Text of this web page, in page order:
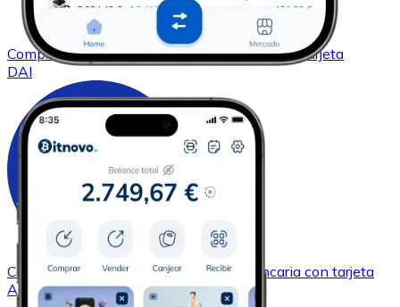
ComprarDAIcon transferencia bancariacon tarjeta
DAI
ComprarCardanocon transferencia bancaria con tarjeta
ADA